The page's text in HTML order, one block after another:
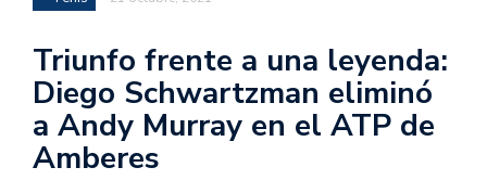
Triunfo frente a una leyenda:
Diego Schwartzman eliminó
a Andy Murray en el ATP de
Amberes